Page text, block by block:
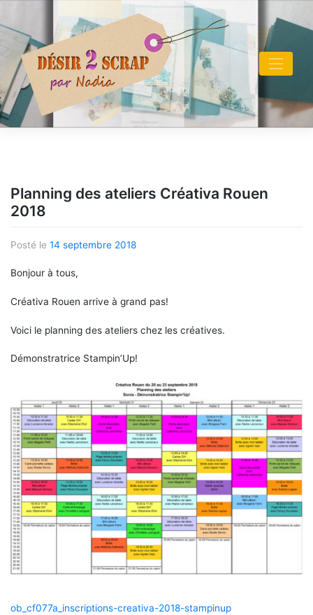
content
Planning des ateliers Créativa Rouen
2018
Posté le 14 septembre 2018
Bonjour à tous,
Créativa Rouen arrive à grand pas!
Voici le planning des ateliers chez les créatives.
Démonstratrice Stampin’Up!
ob_cf077a_inscriptions-creativa-2018-stampinup